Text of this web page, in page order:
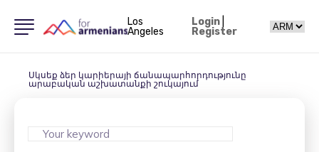
Los
Angeles
Login|
Register
Սկսեք ձեր կարիերայի ճանապարհորդությունը
արաբական աշխատանքի շուկայում